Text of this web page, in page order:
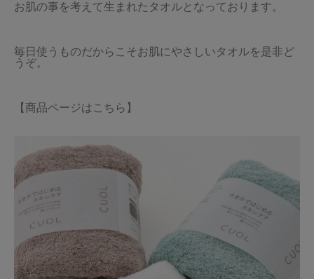
お肌の事を考えて生まれたタオルとなっております。
毎日使うものだからこそお肌にやさしいタオルを是非ど
うぞ。
【商品ページはこちら】